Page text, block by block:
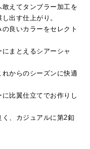
えてタンブラー加工を
出す仕上がり。
良いカラーをセレクト
まとえるシアーシャ
からのシーズンに快適
比翼仕立てでお作りし
、カジュアルに第2釦